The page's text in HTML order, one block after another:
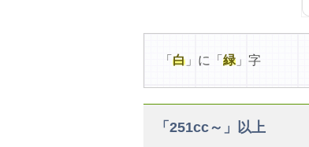
「 白 」に「 緑 」字
「251cc～」以上